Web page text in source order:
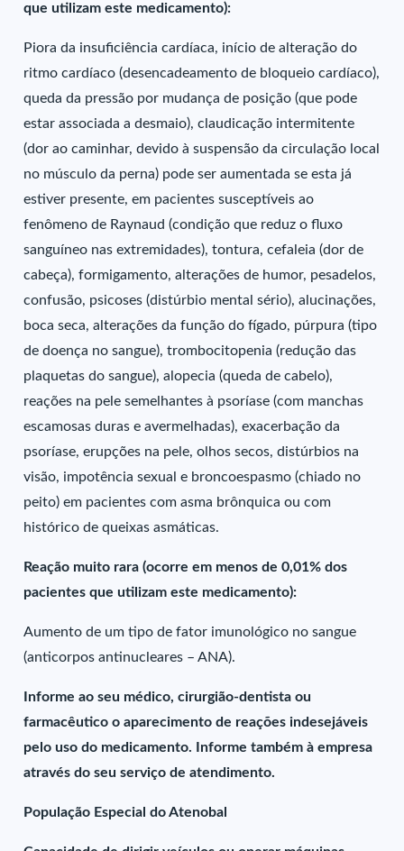
que utilizam este medicamento):
Piora da insuficiência cardíaca, início de alteração do
ritmo cardíaco (desencadeamento de bloqueio cardíaco),
queda da pressão por mudança de posição (que pode
estar associada a desmaio), claudicação intermitente
(dor ao caminhar, devido à suspensão da circulação local
no músculo da perna) pode ser aumentada se esta já
estiver presente, em pacientes susceptíveis ao
fenômeno de Raynaud (condição que reduz o fluxo
sanguíneo nas extremidades), tontura, cefaleia (dor de
cabeça), formigamento, alterações de humor, pesadelos,
confusão, psicoses (distúrbio mental sério), alucinações,
boca seca, alterações da função do fígado, púrpura (tipo
de doença no sangue), trombocitopenia (redução das
plaquetas do sangue), alopecia (queda de cabelo),
reações na pele semelhantes à psoríase (com manchas
escamosas duras e avermelhadas), exacerbação da
psoríase, erupções na pele, olhos secos, distúrbios na
visão, impotência sexual e broncoespasmo (chiado no
peito) em pacientes com asma brônquica ou com
histórico de queixas asmáticas.
Reação muito rara (ocorre em menos de 0,01% dos
pacientes que utilizam este medicamento):
Aumento de um tipo de fator imunológico no sangue
(anticorpos antinucleares – ANA).
Informe ao seu médico, cirurgião-dentista ou
farmacêutico o aparecimento de reações indesejáveis
pelo uso do medicamento. Informe também à empresa
através do seu serviço de atendimento.
População Especial do Atenobal